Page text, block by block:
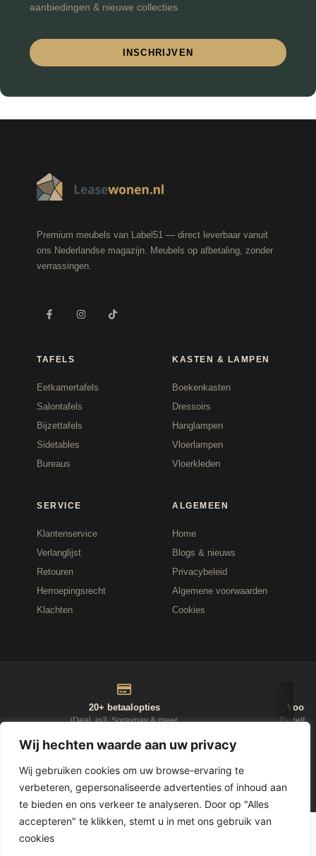
Wij hechten waarde aan uw privacy
Wij gebruiken cookies om uw browse-ervaring te
verbeteren, gepersonaliseerde advertenties of inhoud aan
te bieden en ons verkeer te analyseren. Door op "Alles
accepteren" te klikken, stemt u in met ons gebruik van
cookies
aanbiedingen & nieuwe collecties.
INSCHRIJVEN
Premium meubels van Label51 — direct leverbaar vanuit
ons Nederlandse magazijn. Meubels op afbetaling, zonder
verrassingen.
TAFELS
Eetkamertafels
Salontafels
Bijzettafels
Sidetables
Bureaus
KASTEN & LAMPEN
Boekenkasten
Dressoirs
Hanglampen
Vloerlampen
Vloerkleden
SERVICE
Klantenservice
Verlanglijst
Retouren
Herroepingsrecht
Klachten
ALGEMEEN
Home
Blogs & nieuws
Privacybeleid
Algemene voorwaarden
Cookies
20+ betaalopties
iDeal, in3, Spraypay & meer
Voor
NIEUWSBRIEF
D-Fokker